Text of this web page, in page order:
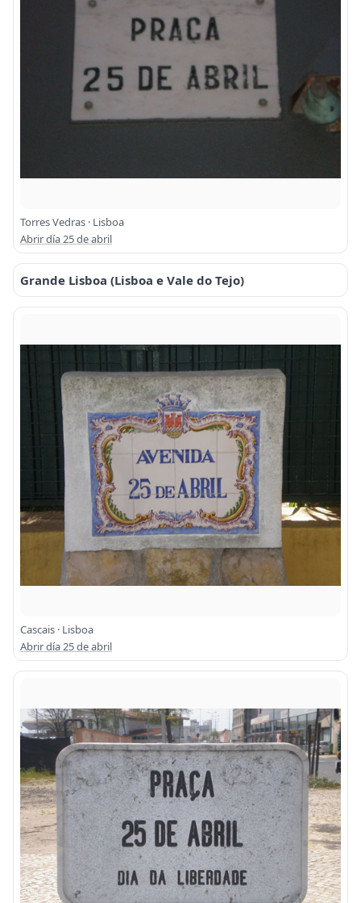
Torres Vedras · Lisboa
Abrir día 25 de abril
Grande Lisboa (Lisboa e Vale do Tejo)
Cascais · Lisboa
Abrir día 25 de abril